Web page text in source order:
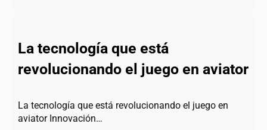
La tecnología que está
revolucionando el juego en aviator
La tecnología que está revolucionando el juego en
aviator Innovación…